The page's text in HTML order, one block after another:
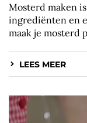
Mosterd maken
ingrediënten en
maak je mosterd
LEES MEER